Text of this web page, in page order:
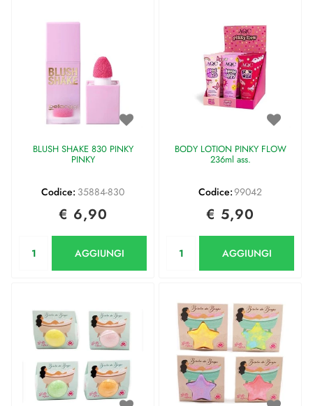
BLUSH SHAKE 830 PINKY
PINKY
Codice: 35884-830
€ 6,90
AGGIUNGI
BODY LOTION PINKY FLOW
236ml ass.
Codice:99042
€ 5,90
AGGIUNGI